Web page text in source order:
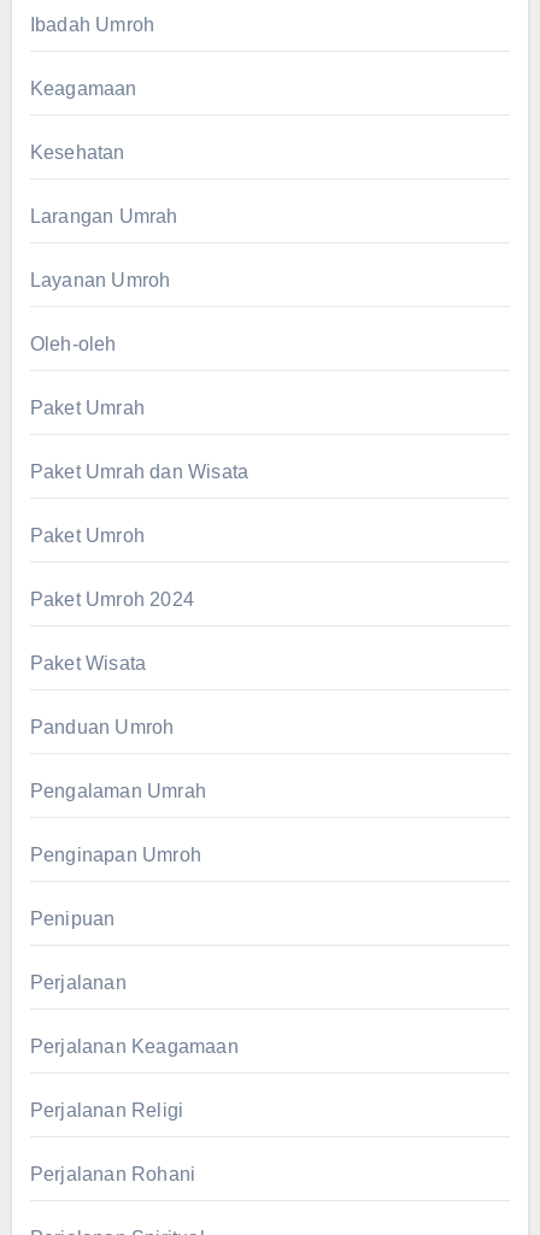
Ibadah Umroh
Keagamaan
Kesehatan
Larangan Umrah
Layanan Umroh
Oleh-oleh
Paket Umrah
Paket Umrah dan Wisata
Paket Umroh
Paket Umroh 2024
Paket Wisata
Panduan Umroh
Pengalaman Umrah
Penginapan Umroh
Penipuan
Perjalanan
Perjalanan Keagamaan
Perjalanan Religi
Perjalanan Rohani